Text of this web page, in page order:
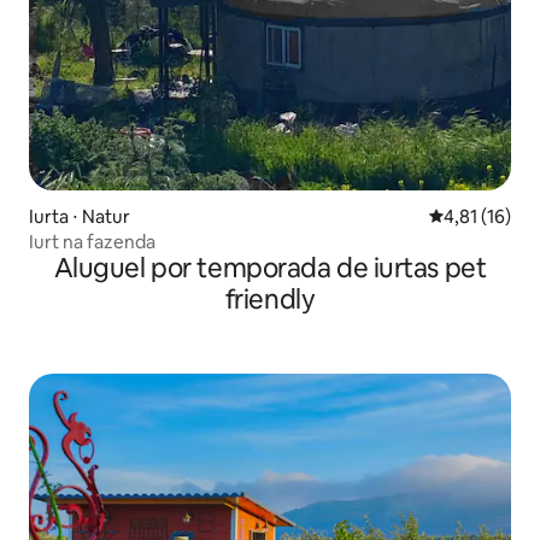
Iurta ⋅ Natur 4,81 de uma
4,81 (16)
Iurt na fazenda
Aluguel por temporada de iurtas pet
friendly